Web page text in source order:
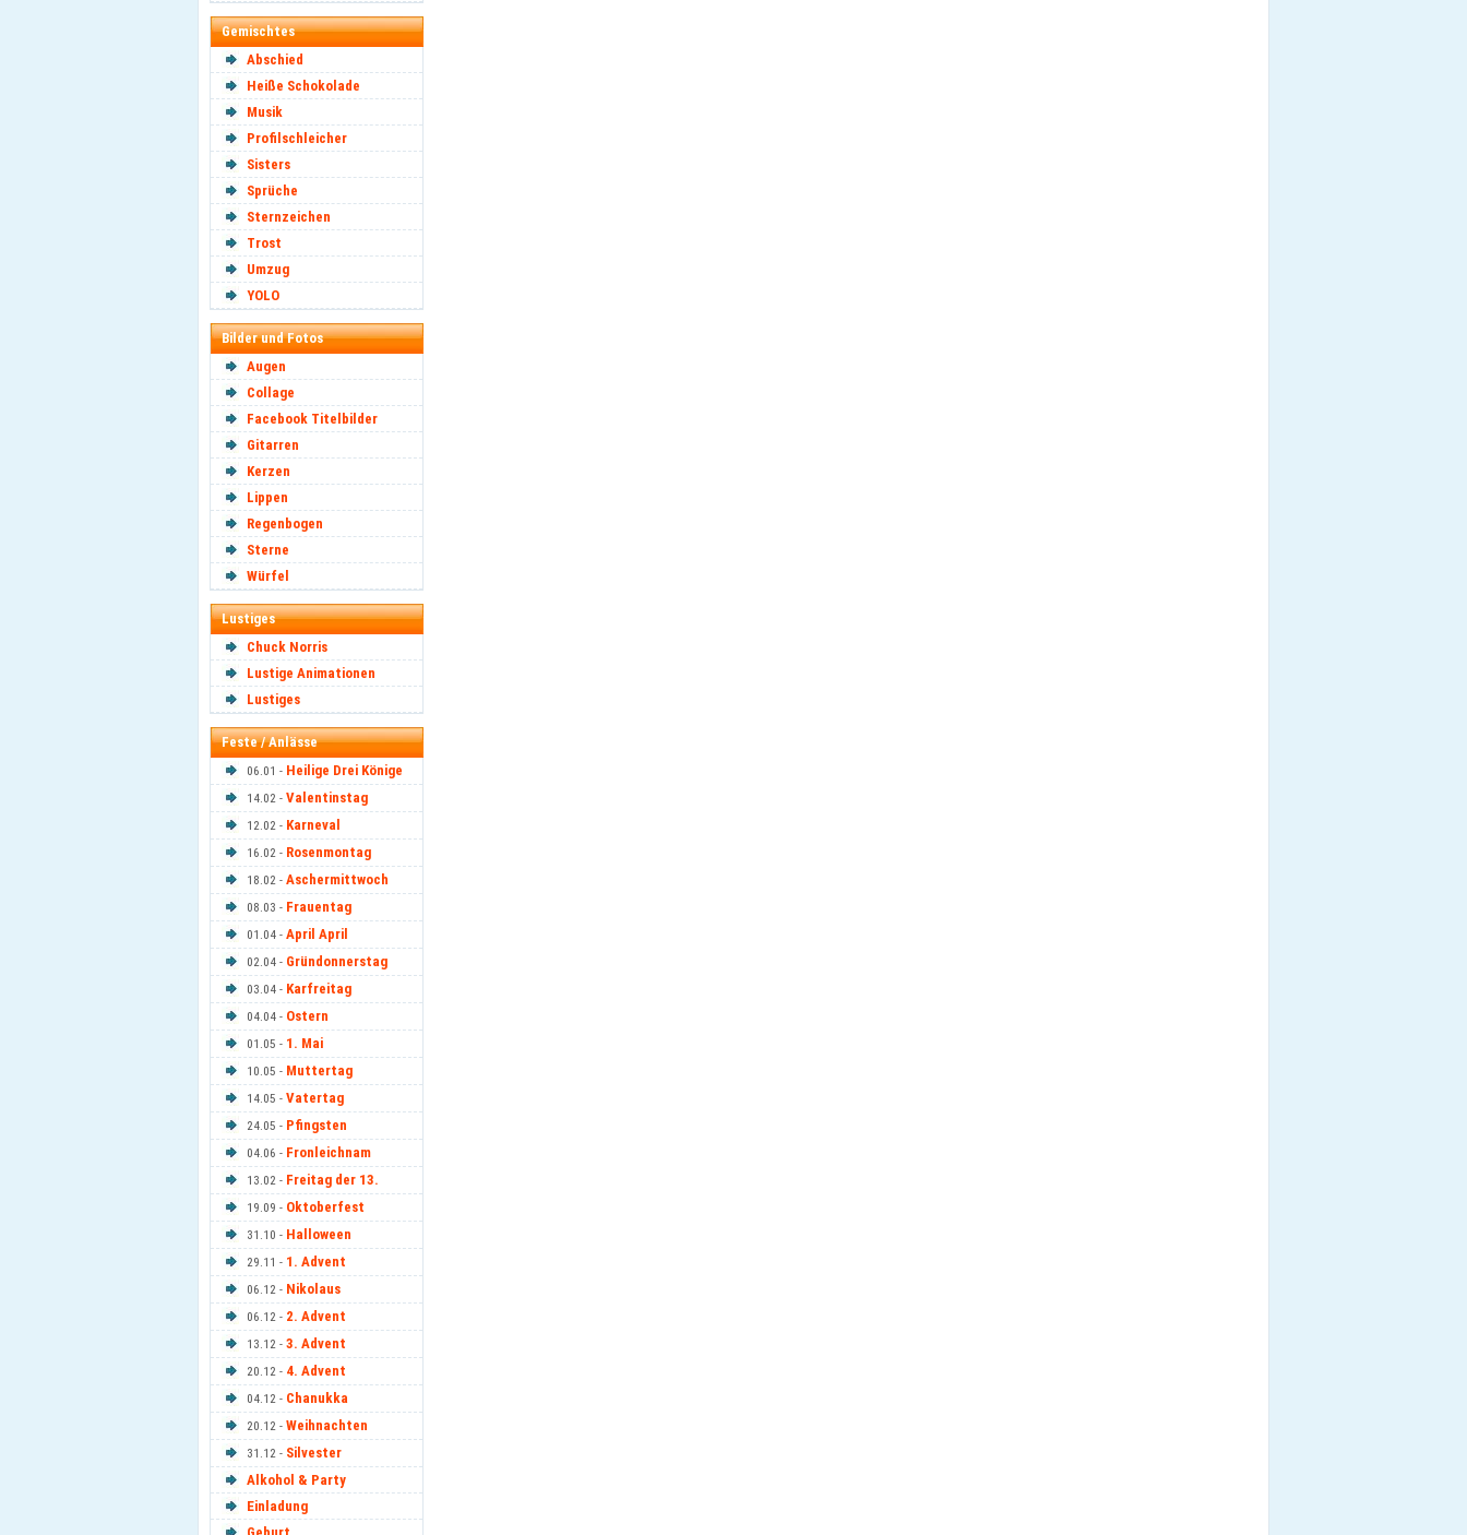
Gemischtes
Abschied
Heiße Schokolade
Musik
Profilschleicher
Sisters
Sprüche
Sternzeichen
Trost
Umzug
YOLO
Bilder und Fotos
Augen
Collage
Facebook Titelbilder
Gitarren
Kerzen
Lippen
Regenbogen
Sterne
Würfel
Lustiges
Chuck Norris
Lustige Animationen
Lustiges
Feste / Anlässe
06.01 - Heilige Drei Könige
14.02 - Valentinstag
12.02 - Karneval
16.02 - Rosenmontag
18.02 - Aschermittwoch
08.03 - Frauentag
01.04 - April April
02.04 - Gründonnerstag
03.04 - Karfreitag
04.04 - Ostern
01.05 - 1. Mai
10.05 - Muttertag
14.05 - Vatertag
24.05 - Pfingsten
04.06 - Fronleichnam
13.02 - Freitag der 13.
19.09 - Oktoberfest
31.10 - Halloween
29.11 - 1. Advent
06.12 - Nikolaus
06.12 - 2. Advent
13.12 - 3. Advent
20.12 - 4. Advent
04.12 - Chanukka
20.12 - Weihnachten
31.12 - Silvester
Alkohol & Party
Einladung